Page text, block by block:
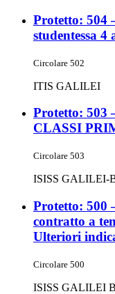
Protetto: 504
studentessa 4
Circolare 502
ITIS GALILEI
Protetto: 503
CLASSI
Circolare 503
ISISS GALILEI-
Protetto: 500
contratto a
Ulteriori
Circolare 500
ISISS GALILEI